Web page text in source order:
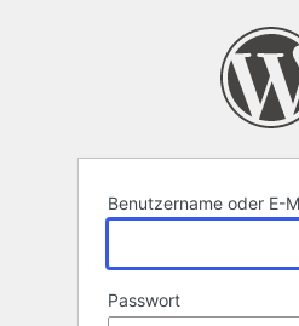
Benutzername oder E-
Passwort